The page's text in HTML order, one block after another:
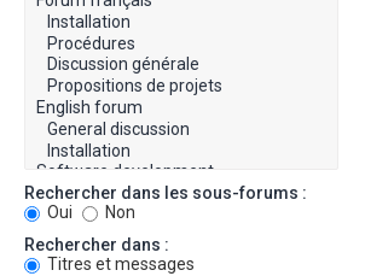
Rechercher dans les sous-forums :
Oui
Non
Rechercher dans :
Titres et messages